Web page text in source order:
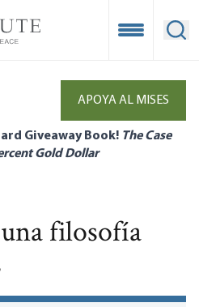
Open
APOYA AL MISES
Giveaway Book! The Case
Gold Dollar
filosofía